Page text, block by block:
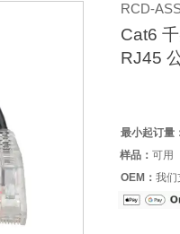
RCD-
Cat6
RJ45
最小起订量
样品：可用
OEM： 我们